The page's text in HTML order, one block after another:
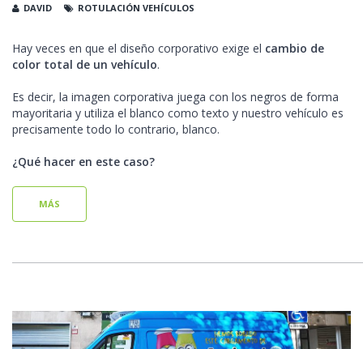
DAVID ROTULACIÓN VEHÍCULOS
Hay veces en que el diseño corporativo exige el cambio de
color total de un vehículo.
Es decir, la imagen corporativa juega con los negros de forma
mayoritaria y utiliza el blanco como texto y nuestro vehículo es
precisamente todo lo contrario, blanco.
¿Qué hacer en este caso?
MÁS